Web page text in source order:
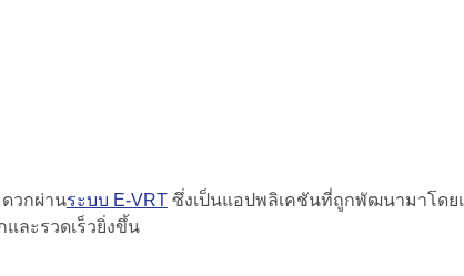
วกผ่านระบบ E-VRTซึ่งเป็นแอปพลิเคชันที่ถูกพัฒนามาโดย
ละรวดเร็วยิ่งขึ้น